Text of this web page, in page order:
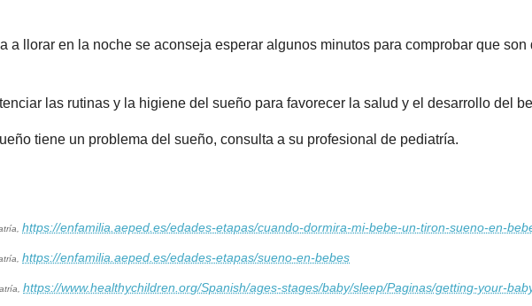
a llorar en la noche se aconseja esperar algunos minutos para comprobar que
las rutinas y la higiene del sueño para favorecer la salud y el desarrollo del
tiene un problema del sueño, consulta a su profesional de pediatría.
https://enfamilia.aeped.es/edades-etapas/cuando-dormira-mi-bebe-un-tiron-sueno-en-
https://enfamilia.aeped.es/edades-etapas/sueno-en-bebes
https://www.healthychildren.org/Spanish/ages-stages/baby/sleep/Paginas/getting-your-